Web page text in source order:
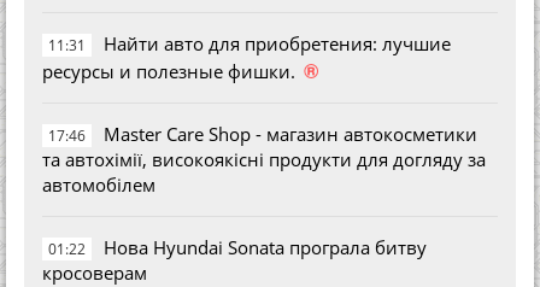
11:31
Найти авто для приобретения: лучшие
ресурсы и полезные фишки. ®
17:46
Master Care Shop - магазин автокосметики
та автохімії, високоякісні продукти для догляду за
автомобілем
01:22
Нова Hyundai Sonata програла битву
кросоверам